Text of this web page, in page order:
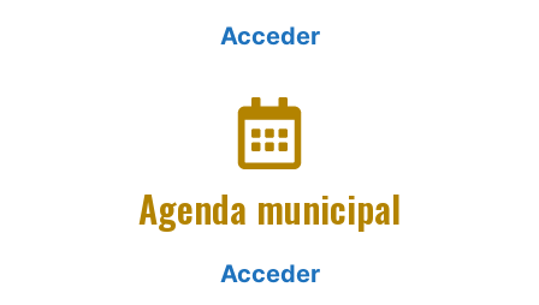
Acceder
Agenda municipal
Acceder